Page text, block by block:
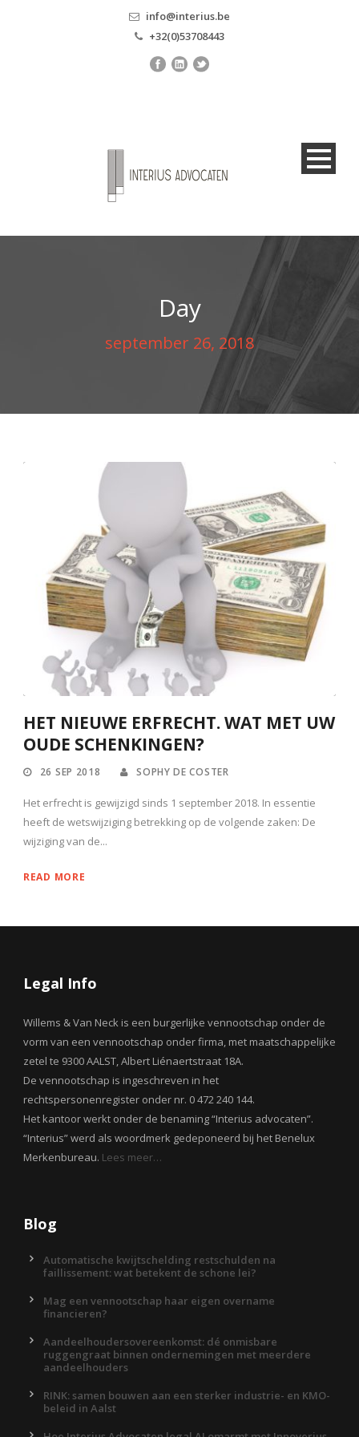
info@interius.be
+32(0)53708443
Day
september 26, 2018
HET NIEUWE ERFRECHT. WAT MET UW
OUDE SCHENKINGEN?
26 SEP 2018 SOPHY DE COSTER
Het erfrecht is gewijzigd sinds 1 september 2018. In essentie
heeft de wetswijziging betrekking op de volgende zaken: De
wijziging van de...
READ MORE
Legal Info
Willems & Van Neck is een burgerlijke vennootschap onder de
vorm van een vennootschap onder firma, met maatschappelijke
zetel te 9300 AALST, Albert Liénaertstraat 18A.
De vennootschap is ingeschreven in het
rechtspersonenregister onder nr. 0 472 240 144.
Het kantoor werkt onder de benaming “Interius advocaten”.
“Interius” werd als woordmerk gedeponeerd bij het Benelux
Merkenbureau. Lees meer…
Blog
Automatische kwijtschelding restschulden na
faillissement: wat betekent de schone lei?
Mag een vennootschap haar eigen overname
financieren?
Aandeelhoudersovereenkomst: dé onmisbare
ruggengraat binnen ondernemingen met meerdere
aandeelhouders
RINK: samen bouwen aan een sterker industrie- en KMO-
beleid in Aalst